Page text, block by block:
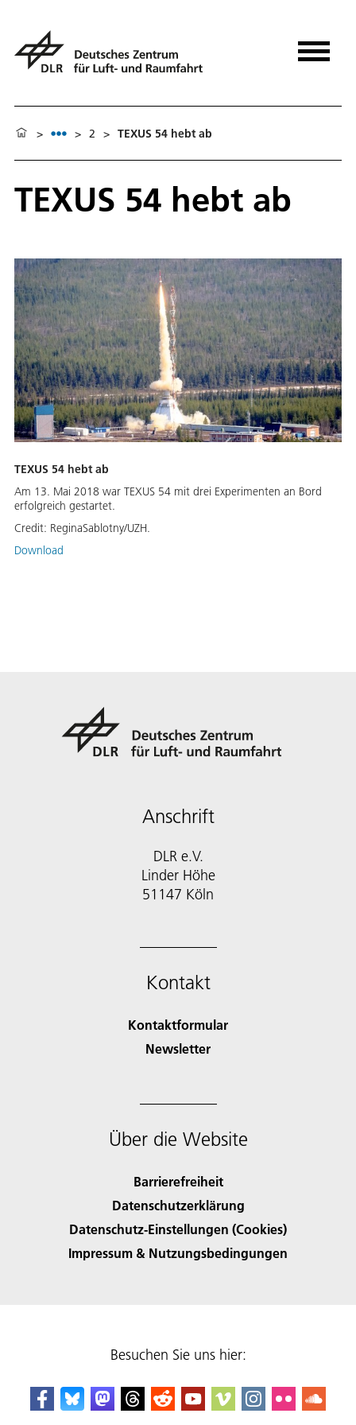
> > 2 > TEXUS 54 hebt ab
TEXUS 54 hebt ab
TEXUS 54 hebt ab
Am 13. Mai 2018 war TEXUS 54 mit drei Experimenten an Bord
erfolgreich gestartet.
Credit: ReginaSablotny/UZH.
Download
Anschrift
DLR e.V.
Linder Höhe
51147 Köln
Kontakt
Kontaktformular
Newsletter
Über die Website
Barrierefreiheit
Datenschutzerklärung
Datenschutz-Einstellungen (Cookies)
Impressum & Nutzungsbedingungen
Besuchen Sie uns hier: